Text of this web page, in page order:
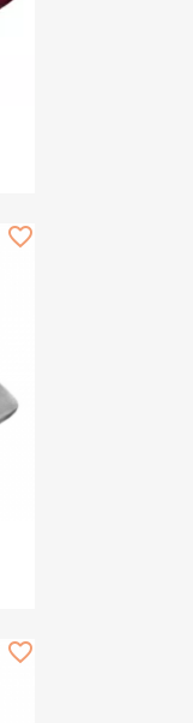
favorite_border
favorite_border